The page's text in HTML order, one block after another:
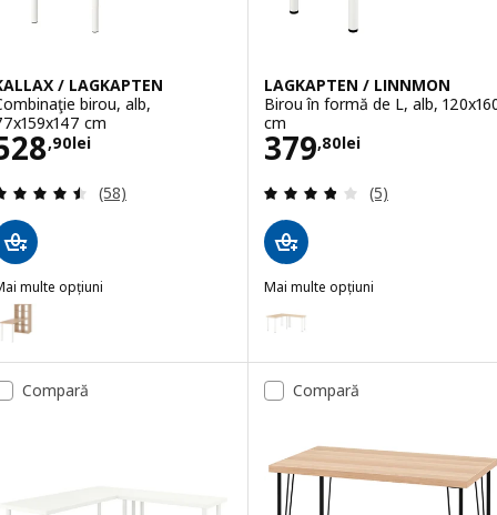
/ LAGKAPTEN
birou, alb,
cm
,90lei
528,90lei
Evaluare: 4.5 din 5 stele. Total recenzii:
(58)
multe opțiuni
/ LAGKAPTEN
KALLAX / LAGKAPTEN, Combinaţie birou, alb/aspect stejar
LAGKAPTEN / LINNMON
Birou în formă de L, alb,
cm
379,80lei
Preţ 379,80lei
Evaluare: 3.8
(5)
Mai multe opțiuni
Opțiune: LAGKAPTEN /
Compară Compară